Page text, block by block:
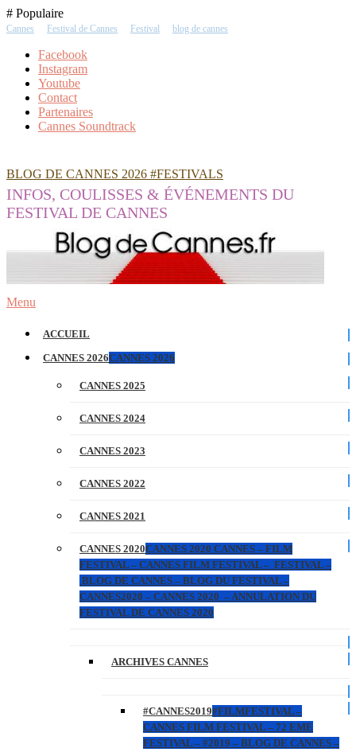
Skip
To
# Populaire
Cannes Festival de Cannes Festival blog de cannes
Facebook
Instagram
Youtube
Contact
Partenaires
Cannes Soundtrack
BLOG DE CANNES 2026 #FESTIVALS
INFOS, COULISSES & ÉVÉNEMENTS DU
FESTIVAL DE CANNES
Menu
ACCUEIL
CANNES 2026CANNES 2026
CANNES 2025
CANNES 2024
CANNES 2023
CANNES 2022
CANNES 2021
CANNES 2020CANNES 2020 CANNES – FILM
FESTIVAL – CANNES FILM FESTIVAL – FESTIVAL –
BLOG DE CANNES – BLOG DU FESTIVAL –
CANNES2020 – CANNES 2020 – ANNULATION DU
FESTIVAL DE CANNES 2020
ARCHIVES CANNES
#CANNES2019#FILMFESTIVAL –
CANNES FILM FESTIVAL – 72 EME
FESTIVAL – #2019 – BLOG DE CANNES –